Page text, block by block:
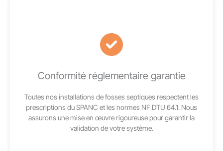
Conformité réglementaire garantie
Toutes nos installations de fosses septiques respectent les
prescriptions du SPANC et les normes NF DTU 64.1. Nous
assurons une mise en œuvre rigoureuse pour garantir la
validation de votre système.